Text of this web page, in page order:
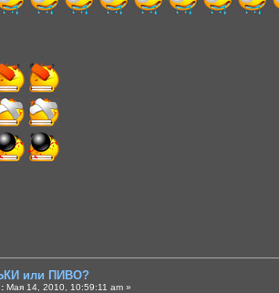
или ПИВО?
Мая 14, 2010, 10:59:11 am »